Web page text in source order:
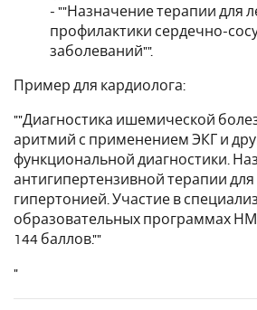
- ""Назначение терапии для
профилактики сердечно-
заболеваний"".
Пример для кардиолога:
""Диагностика ишемической
аритмий с применением ЭКГ и
функциональной диагностики.
антигипертензивной терапии для
гипертонией. Участие в
образовательных программах
144 баллов.""
"